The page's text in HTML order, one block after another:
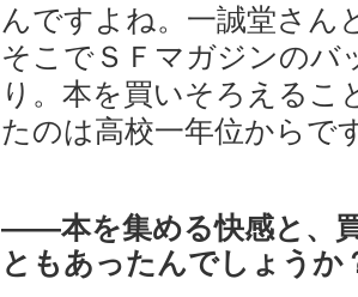
んですよね。一誠堂さん
そこでＳＦマガジンのバ
り。本を買いそろえるこ
たのは高校一年位からで
――本を集める快感と、
ともあったんでしょうか